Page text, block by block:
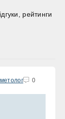
рейтинги
0